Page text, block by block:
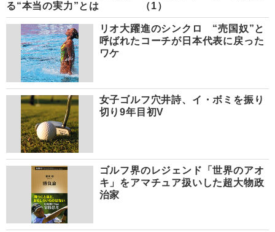
る“本当の実力”とは
（1）
リオ大躍進のシンクロ “売国奴”と
呼ばれたコーチが日本代表に戻った
ワケ
女子ゴルフ穴井詩、イ・ボミを振り
切り9年目初V
ゴルフ界のレジェンド「世界のアオ
キ」をアマチュア扱いした超大物政
治家